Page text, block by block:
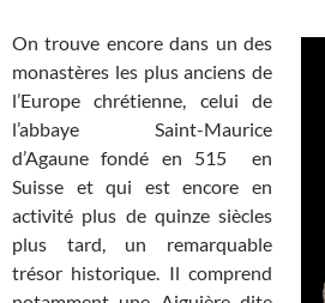
On trouve encore dans un des
monastères les plus anciens de
l’Europe chrétienne, celui de
l’abbaye Saint-Maurice
d’Agaune fondé en 515 en
Suisse et qui est encore en
activité plus de quinze siècles
plus tard, un remarquable
trésor historique. Il comprend